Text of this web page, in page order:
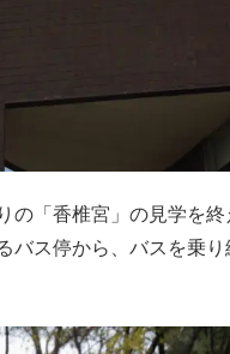
の「香椎宮」の見学を終
バス停から、バスを乗り